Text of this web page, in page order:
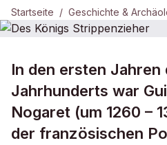
Startseite / Geschichte &
GESCHICHTE &
Des Königs
In den ersten Jahren
Jahrhunderts war
Nogaret (um 1260 –
der französischen